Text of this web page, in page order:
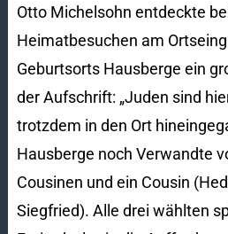
Otto Michelsohn entdeckte
Heimatbesuchen am
Geburtsorts Hausberge ein
der Aufschrift: „Juden sind
trotzdem in den Ort
Hausberge noch Verwandte
Cousinen und ein Cousin
Siegfried). Alle drei wählten